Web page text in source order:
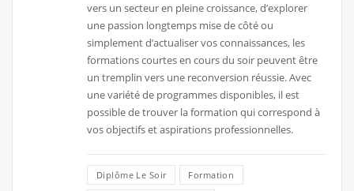
vers un secteur en pleine croissance, d’explorer
une passion longtemps mise de côté ou
simplement d’actualiser vos connaissances, les
formations courtes en cours du soir peuvent être
un tremplin vers une reconversion réussie. Avec
une variété de programmes disponibles, il est
possible de trouver la formation qui correspond à
vos objectifs et aspirations professionnelles.
Diplôme Le Soir Formation